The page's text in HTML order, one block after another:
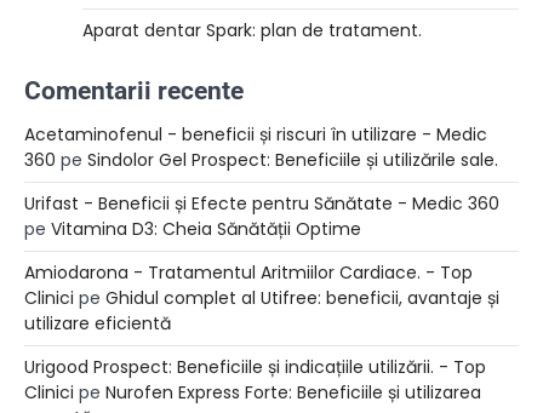
Aparat dentar Spark: plan de tratament.
Comentarii recente
Acetaminofenul - beneficii și riscuri în utilizare - Medic
360 pe Sindolor Gel Prospect: Beneficiile și utilizările sale.
Urifast - Beneficii și Efecte pentru Sănătate - Medic 360
pe Vitamina D3: Cheia Sănătății Optime
Amiodarona - Tratamentul Aritmiilor Cardiace. - Top
Clinici pe Ghidul complet al Utifree: beneficii, avantaje și
utilizare eficientă
Urigood Prospect: Beneficiile și indicațiile utilizării. - Top
Clinici pe Nurofen Express Forte: Beneficiile și utilizarea